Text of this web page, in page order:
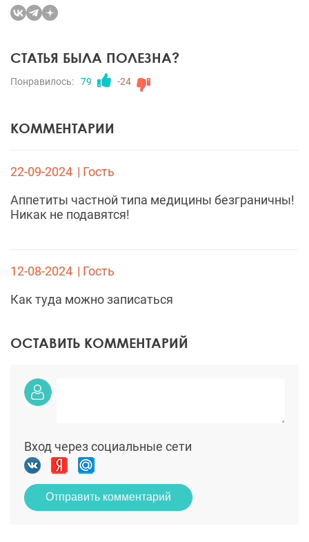
СТАТЬЯ БЫЛА ПОЛЕЗНА?
Понравилось: 79 -24
КОММЕНТАРИИ
22-09-2024 | Гость
Аппетиты частной типа медицины безграничны!
Никак не подавятся!
12-08-2024 | Гость
Как туда можно записаться
ОСТАВИТЬ КОММЕНТАРИЙ
Вход через социальные сети
Отправить комментарий